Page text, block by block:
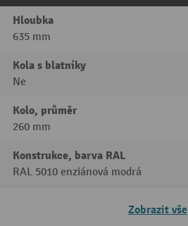
Hloubka
635 mm
Kola s blatníky
Ne
Kolo, průměr
260 mm
Konstrukce, barva RAL
RAL 5010 enziánová modrá
Zobrazit vše